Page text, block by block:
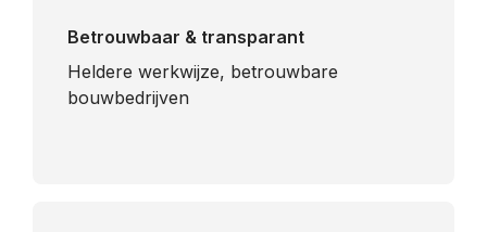
Betrouwbaar & transparant
Heldere werkwijze, betrouwbare
bouwbedrijven